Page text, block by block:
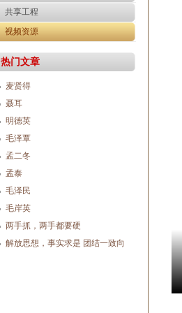
共享工程
视频资源
热门文章
麦贤得
聂耳
明德英
毛泽覃
孟二冬
孟泰
毛泽民
毛岸英
两手抓，两手都要硬
解放思想，事实求是 团结一致向